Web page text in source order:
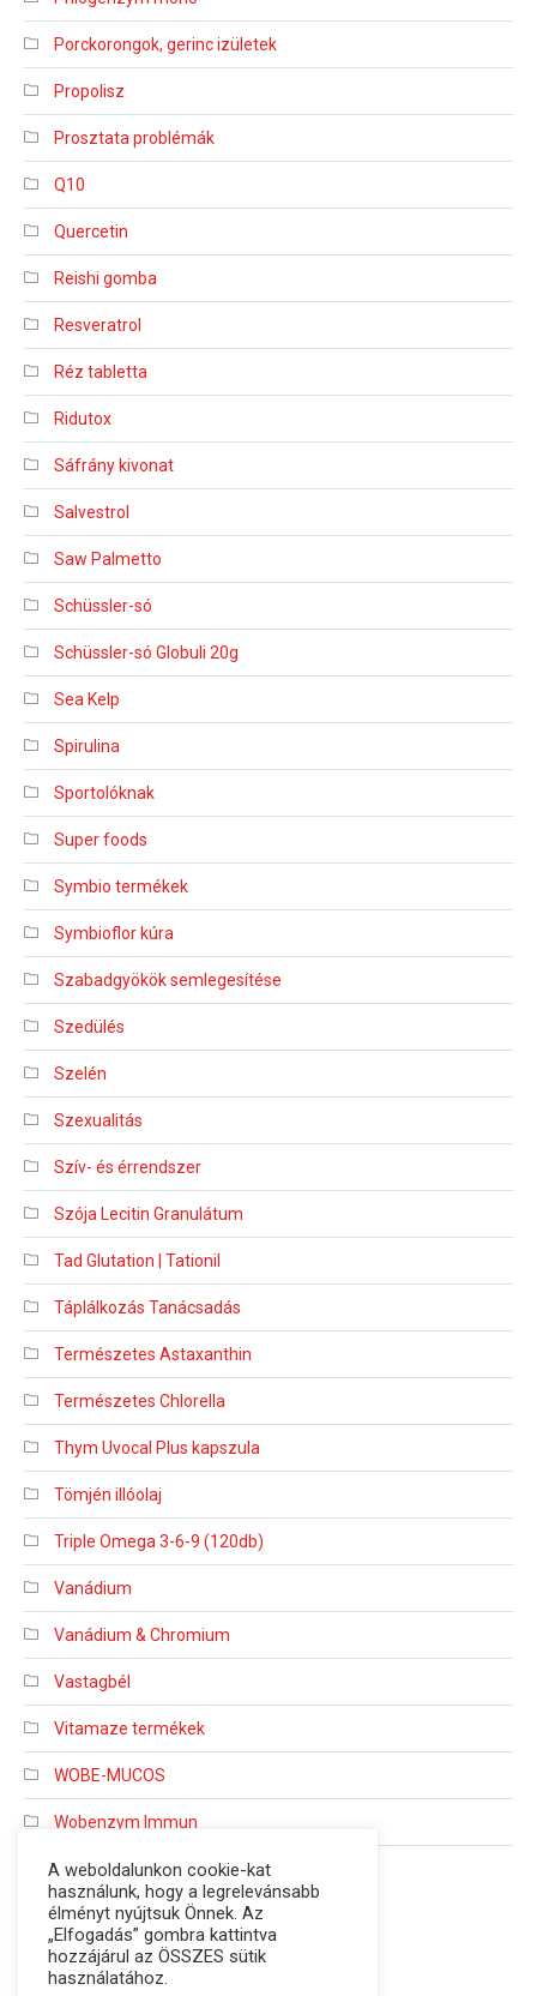
Porckorongok, gerinc izületek
Propolisz
Prosztata problémák
Q10
Quercetin
Reishi gomba
Resveratrol
Réz tabletta
Ridutox
Sáfrány kivonat
Salvestrol
Saw Palmetto
Schüssler-só
Schüssler-só Globuli 20g
Sea Kelp
Spirulina
Sportolóknak
Super foods
Symbio termékek
Symbioflor kúra
Szabadgyökök semlegesítése
Szedülés
Szelén
Szexualitás
Szív- és érrendszer
Szója Lecitin Granulátum
Tad Glutation | Tationil
Táplálkozás Tanácsadás
Természetes Astaxanthin
Természetes Chlorella
Thym Uvocal Plus kapszula
Tömjén illóolaj
Triple Omega 3-6-9 (120db)
Vanádium
Vanádium & Chromium
Vastagbél
Vitamaze termékek
WOBE-MUCOS
Wobenzym Immun
Wobenzyme
A weboldalunkon cookie-kat
használunk, hogy a legrelevánsabb
élményt nyújtsuk Önnek. Az
„Elfogadás” gombra kattintva
hozzájárul az ÖSSZES sütik
használatához.